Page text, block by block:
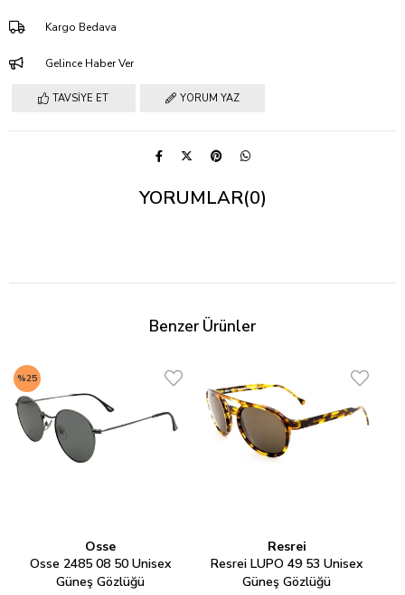
Kargo Bedava
Gelince Haber Ver
TAVSIYE ET YORUM YAZ
YORUMLAR(0)
Benzer Ürünler
Osse
Osse 2485 08 50 Unisex
Güneş Gözlüğü
%25
Resrei
Resrei LUPO 49 53 Unisex
Güneş Gözlüğü